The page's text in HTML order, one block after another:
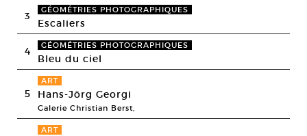
3 GÉOMÉTRIES PHOTOGRAPHIQUES
Escaliers
4 GÉOMÉTRIES PHOTOGRAPHIQUES
Bleu du ciel
5
ART
Hans-Jörg Georgi
Galerie Christian Berst,
ART